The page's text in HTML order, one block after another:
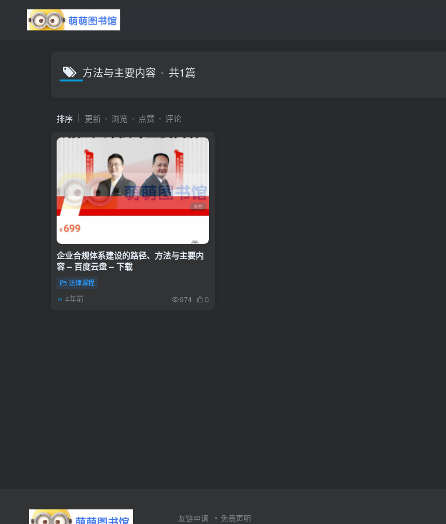
方法与主要内容 共1篇
排序 更新 浏览 点赞 评论
企业合规体系建设的路径、方法与主要内
容 – 百度云盘 – 下载
法律课程
4年前 974 0
友链申请 免责声明